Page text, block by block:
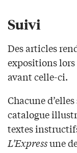
Suivi
Des articles
expositions
avant celle-ci.
Chacune
catalogue
textes
L’Expressune